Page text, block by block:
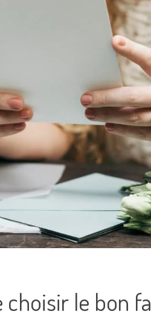
choisir le bon